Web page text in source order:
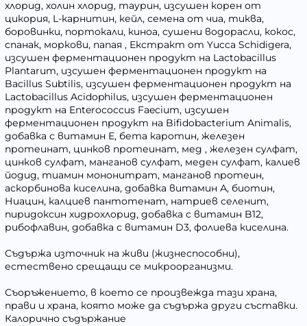
хлорид, холин хлорид, таурин, изсушен корен от
цикория, L-карнитин, кейл, семена от чиа, тиква,
боровинки, портокали, киноа, сушени водорасли, кокос,
спанак, моркови, папая , Екстракт от Yucca Schidigera,
изсушен ферментационен продукт на Lactobacillus
Plantarum, изсушен ферментационен продукт на
Bacillus Subtilis, изсушен ферментационен продукт на
Lactobacillus Acidophilus, изсушен ферментационен
продукт на Enterococcus Faecium, изсушен
ферментационен продукт на Bifidobacterium Animalis,
добавка с витамин Е, бета каротин, железен
протеинат, цинков протеинат, мед , железен сулфат,
цинков сулфат, манганов сулфат, меден сулфат, калиев
йодид, тиамин мононитрат, манганов протеин,
аскорбинова киселина, добавка витамин А, биотин,
Ниацин, калциев пантотенат, натриев селенит,
пиридоксин хидрохлорид, добавка с витамин B12,
рибофлавин, добавка с витамин D3, фолиева киселина.
Съдържа източник на живи (жизнеспособни),
естествено срещащи се микроорганизми.
Съоръжението, в което се произвежда тази храна,
прави и храна, която може да съдържа други съставки.
Калорично съдържание